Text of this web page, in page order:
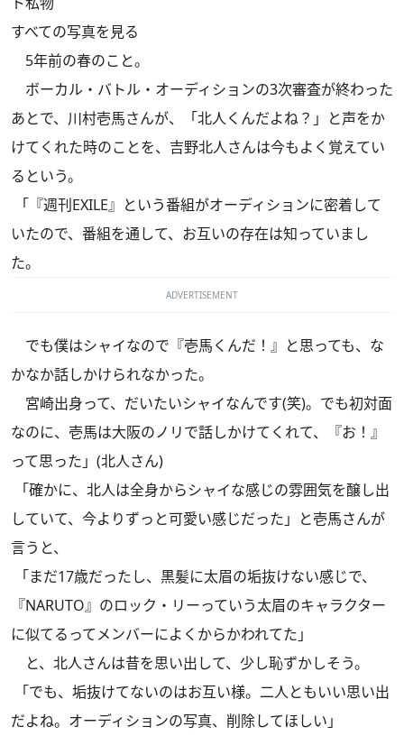
すべての写真を見る
5年前の春のこと。
ボーカル・バトル・オーディションの3次審査が終わった
あとで、川村壱馬さんが、「北人くんだよね？」と声をか
けてくれた時のことを、吉野北人さんは今もよく覚えてい
るという。
「『週刊EXILE』という番組がオーディションに密着して
いたので、番組を通して、お互いの存在は知っていまし
た。
ADVERTISEMENT
でも僕はシャイなので『壱馬くんだ！』と思っても、な
かなか話しかけられなかった。
宮崎出身って、だいたいシャイなんです(笑)。でも初対面
なのに、壱馬は大阪のノリで話しかけてくれて、『お！』
って思った」(北人さん)
「確かに、北人は全身からシャイな感じの雰囲気を醸し出
していて、今よりずっと可愛い感じだった」と壱馬さんが
言うと、
「まだ17歳だったし、黒髪に太眉の垢抜けない感じで、
『NARUTO』のロック・リーっていう太眉のキャラクター
に似てるってメンバーによくからかわれてた」
と、北人さんは昔を思い出して、少し恥ずかしそう。
「でも、垢抜けてないのはお互い様。二人ともいい思い出
だよね。オーディションの写真、削除してほしい」